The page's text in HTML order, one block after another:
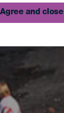
Agree and close